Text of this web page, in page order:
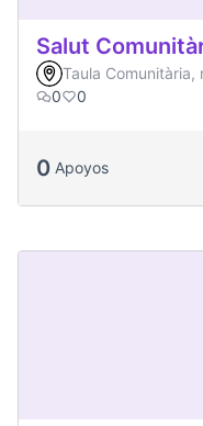
Salut
Taula Comunitària,
0
0
0 Apoyos